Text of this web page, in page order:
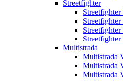
Streetfighter
Streetfighter
Multistrada
Multistrada
Multistrada
Multistrada